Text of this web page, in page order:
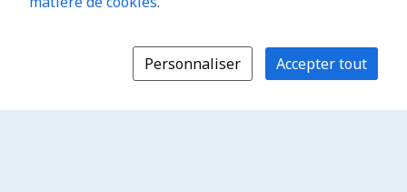
Personnaliser Accepter tout